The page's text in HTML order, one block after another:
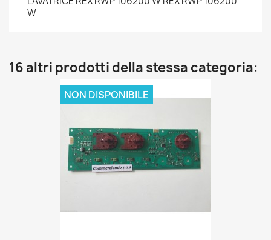
W
16 altri prodotti della stessa categoria:
NON DISPONIBILE